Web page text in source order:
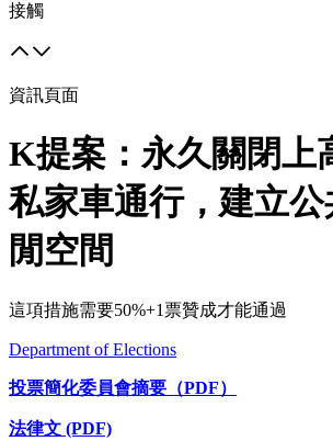
接觸
資訊頁面
K提案：永久關閉上
私家車通行，建立
閒空間
這項措施需要50%+1票贊成才能通過
Department of Elections
投票簡化委員會摘要（PDF）
法律文 (PDF)